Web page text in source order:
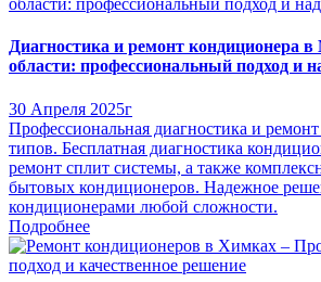
Диагностика и ремонт кондиционера
области: профессиональный подход и
30 Апреля 2025г
Профессиональная диагностика и
типов. Бесплатная диагностика
ремонт сплит системы, а также
бытовых кондиционеров. Надежное
кондиционерами любой сложности.
Подробнее